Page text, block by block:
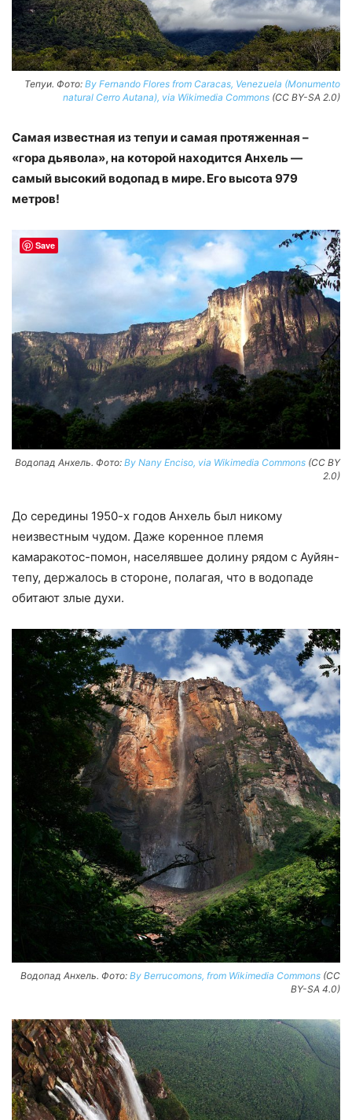
Тепуи. Фото: By Fernando Flores from Caracas, Venezuela (Monumento
natural Cerro Autana), via Wikimedia Commons (CC BY-SA 2.0)
Самая известная из тепуи и самая протяженная –
«гора дьявола», на которой находится Анхель —
самый высокий водопад в мире. Его высота 979
метров!
Водопад Анхель. Фото: By Nany Enciso, via Wikimedia Commons (CC BY
2.0)
До середины 1950-х годов Анхель был никому
неизвестным чудом. Даже коренное племя
камаракотос-помон, населявшее долину рядом с Ауйян-
тепу, держалось в стороне, полагая, что в водопаде
обитают злые духи.
Водопад Анхель. Фото: By Berrucomons, from Wikimedia Commons (CC
BY-SA 4.0)
Save